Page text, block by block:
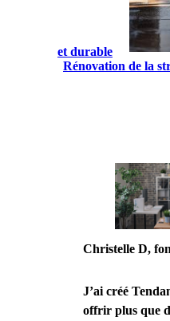
et durable
Rénovation de la
Christelle D,
J’ai créé
offrir plus que